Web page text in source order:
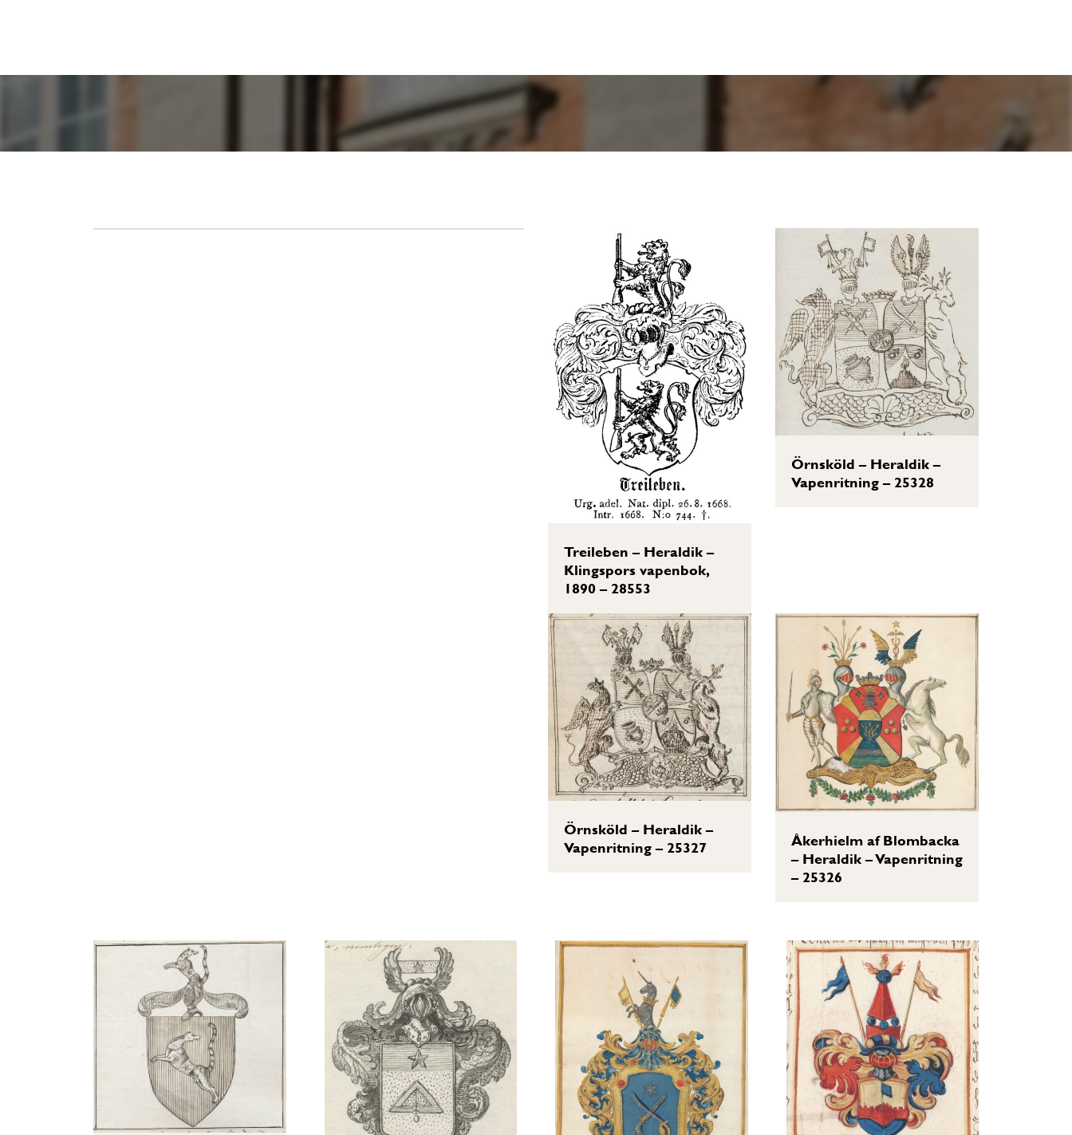
Treileben – Heraldik –
Klingspors vapenbok,
1890 – 28553
Örnsköld – Heraldik –
Vapenritning – 25328
Örnsköld – Heraldik –
Vapenritning – 25327
Åkerhielm af Blombacka
– Heraldik – Vapenritning
– 25326